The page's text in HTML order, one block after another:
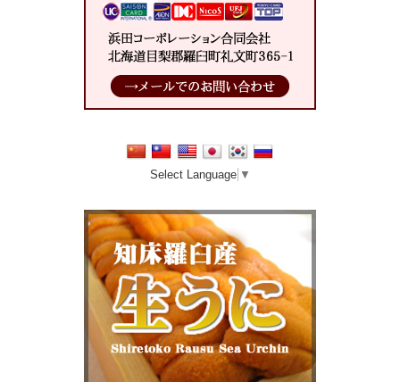
Select Language ▼